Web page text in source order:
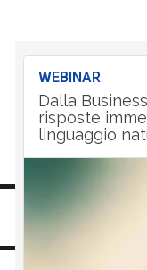
WEBINAR
Dalla
risposte
linguaggio